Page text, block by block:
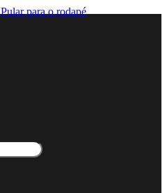
Pular para o rodapé